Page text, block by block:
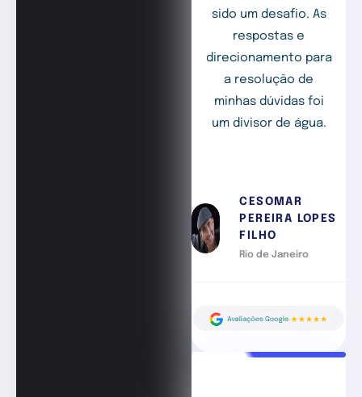
sido um desafio. As
respostas e
direcionamento para
a resolução de
minhas dúvidas foi
um divisor de água.
CESOMAR
PEREIRA LOPES
FILHO
Rio de Janeiro